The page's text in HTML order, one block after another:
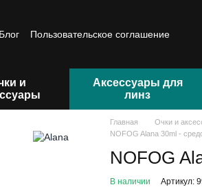
Блог
Пользовательское соглашение
и
Аксессуары для
линз
Главная Очки и
NOFOG Alana 30ml -
NOFOG
В наличии Артикул: